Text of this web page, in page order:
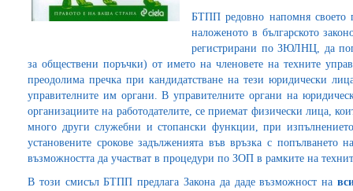
БТПП редовно напомня своето
наложеното в българското
регистрирани по ЗЮЛНЦ, да
за обществени поръчки) от името на членовете на техните
преодолима пречка при кандидатстване на тези юридически
управителните им органи. В управителните органи на
организациите на работодателите, се приемат физически лица,
много други служебни и стопански функции, при
установените срокове задълженията във връзка с
възможността да участват в процедури по ЗОП в рамките на
В този смисъл БТПП предлага Закона да даде възможност на